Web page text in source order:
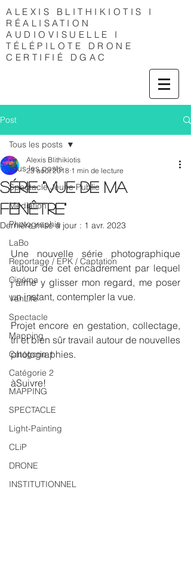
ALEXIS BLITHIKIOTIS I
RÉALISATION
AUDIOVISUELLE I
TÉLÉPILOTE DRONE
CERTIFIÉ DGAC
Post
Tous les posts
Spectacle Jeune Public
Médiation
Photographie
LaBo
Reportage / EPK / Captation
Cinéma
VanLife
Spectacle
Mapping
Catégorie 1
Catégorie 2
MAPPING
SPECTACLE
Light-Painting
CLiP
DRONE
INSTITUTIONNEL
Tous les posts
Série "Vue de ma
Fenêtre"
Alexis Blithikiotis
23 août 2018 1 min de lecture
Dernière mise à jour : 1 avr. 2023
Une nouvelle série photographique
autour de cet encadrement par lequel
j'aime y glisser mon regard, me poser
un instant, contempler la vue.
Projet encore en gestation, collectage,
tri et bien sûr travail autour de nouvelles
photographies.
àSuivre!